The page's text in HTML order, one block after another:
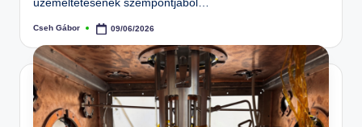
üzemeltetésének szempontjából…
Posted
Cseh Gábor 09/06/2026